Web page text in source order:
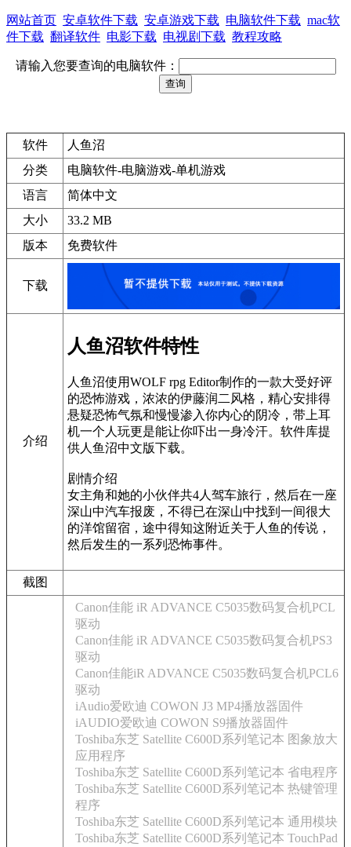
网站首页 安卓软件下载 安卓游戏下载 电脑软件下载 mac软
件下载 翻译软件 电影下载 电视剧下载 教程攻略
请输入您要查询的电脑软件：
软件
人鱼沼
分类
电脑软件-电脑游戏-单机游戏
语言
简体中文
大小
33.2 MB
版本
免费软件
下载
介绍
人鱼沼软件特性
人鱼沼使用WOLF rpg Editor制作的一款大受好评
的恐怖游戏，浓浓的伊藤润二风格，精心安排得
悬疑恐怖气氛和慢慢渗入你内心的阴冷，带上耳
机一个人玩更是能让你吓出一身冷汗。软件库提
供人鱼沼中文版下载。
剧情介绍
女主角和她的小伙伴共4人驾车旅行，然后在一座
深山中汽车报废，不得已在深山中找到一间很大
的洋馆留宿，途中得知这附近关于人鱼的传说，
然后发生的一系列恐怖事件。
截图
Canon佳能 iR ADVANCE C5035数码复合机PCL
驱动
Canon佳能 iR ADVANCE C5035数码复合机PS3
驱动
Canon佳能iR ADVANCE C5035数码复合机PCL6
驱动
iAudio爱欧迪 COWON J3 MP4播放器固件
iAUDIO爱欧迪 COWON S9播放器固件
Toshiba东芝 Satellite C600D系列笔记本 图象放大
应用程序
Toshiba东芝 Satellite C600D系列笔记本 省电程序
Toshiba东芝 Satellite C600D系列笔记本 热键管理
程序
Toshiba东芝 Satellite C600D系列笔记本 通用模块
Toshiba东芝 Satellite C600D系列笔记本 TouchPad